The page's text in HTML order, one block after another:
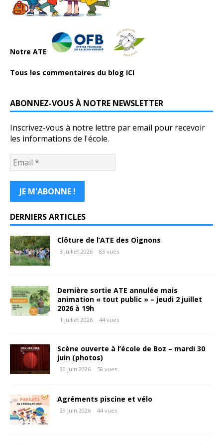
Notre ATE
Tous les commentaires du blog ICI
ABONNEZ-VOUS À NOTRE NEWSLETTER
Inscrivez-vous à notre lettre par email pour recevoir
les informations de l'école.
DERNIERS ARTICLES
Clôture de l’ATE des Oignons
3 juillet 2026 83 vues
Dernière sortie ATE annulée mais
animation « tout public » – jeudi 2 juillet
2026 à 19h
1 juillet 2026 44 vues
Scène ouverte à l’école de Boz – mardi 30
juin (photos)
30 juin 2026 58 vues
Agréments piscine et vélo
29 juin 2026 44 vues